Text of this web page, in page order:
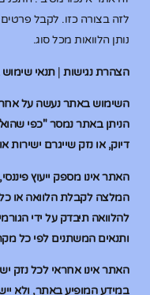
לזה בצורה כזו. לקבל
נותן הלוואות מכל סוג.
הצהרת נגישות|תנאי
השימוש באתר נעשה על
הניתן באתר נמסר "כפי
דיוק, או נזק שייגרם
האתר אינו מספק ייעוץ
המלצה לקבלת הלוואה או
להלוואה תיבדק על ידי
ותנאים המשתנים לפי כל
האתר אינו אחראי לכל נזק
במידע המופיע באתר, ולא